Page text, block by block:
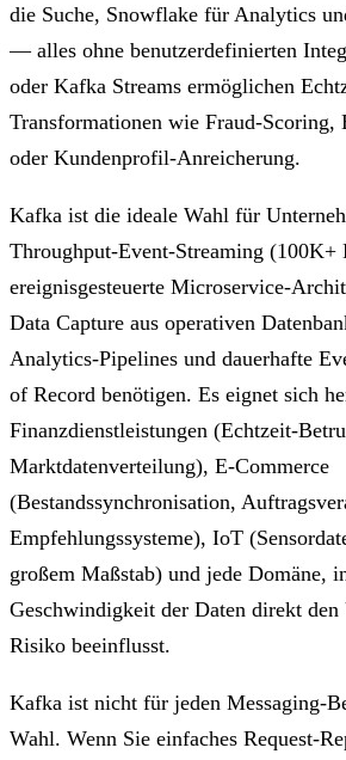
die Suche, Snowflake für Analytics
— alles ohne benutzerdefinierten
oder Kafka Streams ermöglichen
Transformationen wie Fraud-Scoring,
oder Kundenprofil-Anreicherung.
Kafka ist die ideale Wahl für
Throughput-Event-Streaming (100K+
ereignisgesteuerte Microservice-
Data Capture aus operativen
Analytics-Pipelines und dauerhafte
of Record benötigen. Es eignet sich
Finanzdienstleistungen (Echtzeit-
Marktdatenverteilung), E-Commerce
(Bestandssynchronisation,
Empfehlungssysteme), IoT
großem Maßstab) und jede Domäne,
Geschwindigkeit der Daten direkt den
Risiko beeinflusst.
Kafka ist nicht für jeden Messaging-
Wahl. Wenn Sie einfaches Request-